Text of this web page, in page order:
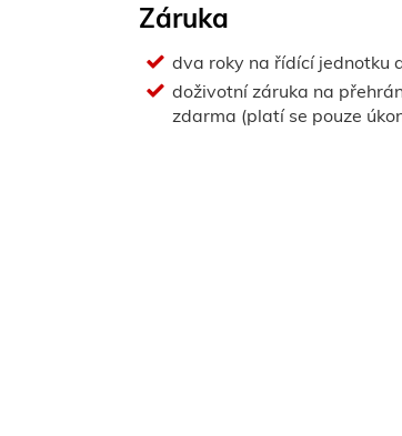
Záruka
dva roky na řídící jednotku
doživotní záruka na
zdarma (platí se pouze